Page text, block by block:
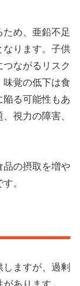
め、亜鉛不足
なります。子供
ながるリスク
味覚の低下は食
陥る可能性もあ
視力の障害、
品の摂取を増や
。
ますが、過剰
あります。